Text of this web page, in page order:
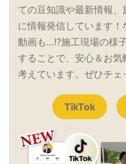
ての豆知識や最新情報
に情報発信しています
動画も…!?施工現場の様
することで、安心＆お気
考えています。ぜひチェ
TikTok